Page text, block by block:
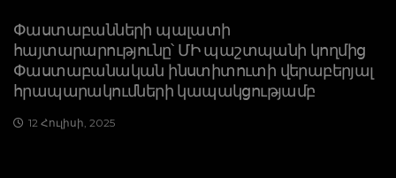
Փաստաբանների պալատի
հայտարարությունը՝ ՄԻ պաշտպանի կողմից
Փաստաբանական ինստիտուտի վերաբերյալ
հրապարակումների կապակցությամբ
12 Հուլիսի, 2025